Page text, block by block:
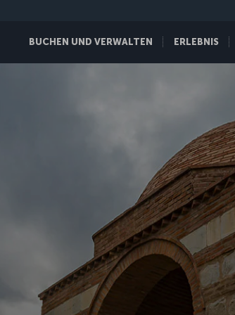
BUCHEN UND VERWALTEN ERLEBNIS